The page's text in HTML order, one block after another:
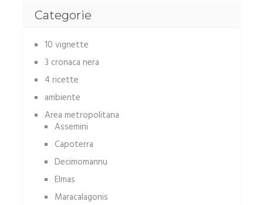
Categorie
10 vignette
3 cronaca nera
4 ricette
ambiente
Area metropolitana
Assemini
Capoterra
Decimomannu
Elmas
Maracalagonis